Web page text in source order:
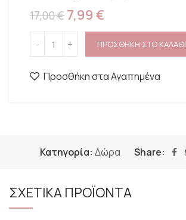
17,00€7,99 €
ΠΡΟΣΘΗΚΗ ΣΤΟ ΚΑΛΑΘΙ
Προσθήκη στα Αγαπημένα
Κατηγορία: Δώρα Share:
ΣΧΕΤΙΚΑ ΠΡΟΪΟΝΤΑ